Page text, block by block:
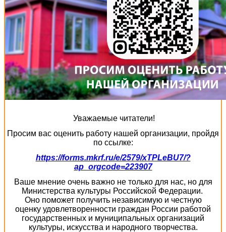
Уважаемые читатели!
Просим вас оценить работу нашей организации, пройдя
по ссылке:
https://forms.mkrf.ru/e/2579/xTPLeBU7/?
ap_orgcode=223907
Ваше мнение очень важно не только для нас, но для
Министерства культуры Российской Федерации.
Оно поможет получить независимую и честную
оценку удовлетворенности граждан России работой
государственных и муниципальных организаций
культуры, искусства и народного творчества.